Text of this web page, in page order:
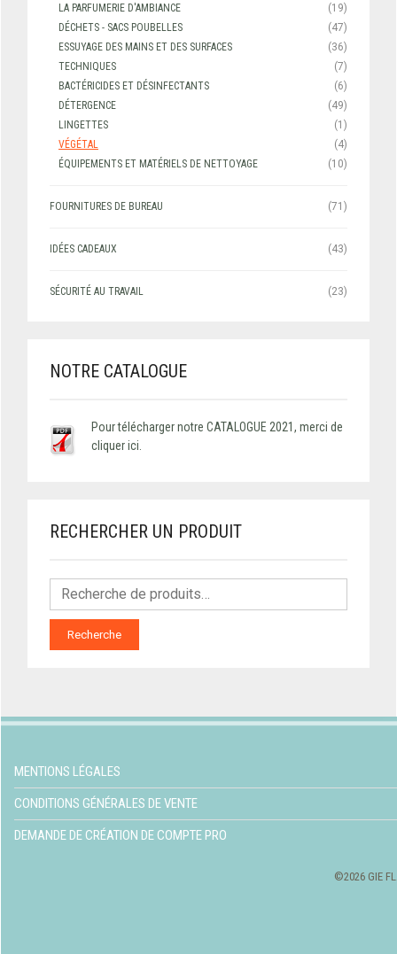
LA PARFUMERIE D'AMBIANCE
(19)
DÉCHETS - SACS POUBELLES
(47)
ESSUYAGE DES MAINS ET DES SURFACES
(36)
TECHNIQUES
(7)
BACTÉRICIDES ET DÉSINFECTANTS
(6)
DÉTERGENCE
(49)
LINGETTES
(1)
VÉGÉTAL
(4)
ÉQUIPEMENTS ET MATÉRIELS DE NETTOYAGE
(10)
FOURNITURES DE BUREAU (71)
IDÉES CADEAUX (43)
SÉCURITÉ AU TRAVAIL (23)
NOTRE CATALOGUE
Pour télécharger notre CATALOGUE 2021, merci de
cliquer ici.
RECHERCHER UN PRODUIT
Recherche
MENTIONS LÉGALES
CONDITIONS GÉNÉRALES DE VENTE
DEMANDE DE CRÉATION DE COMPTE PRO
©2026 GIE